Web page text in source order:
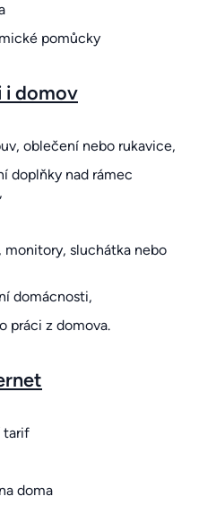
pomůcky
i domov
oblečení nebo rukavice,
doplňky nad rámec
monitory, sluchátka nebo
domácnosti,
práci z domova.
tarif
doma